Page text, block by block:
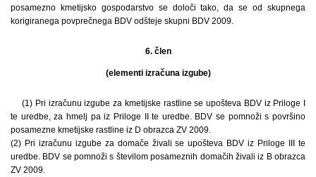
posamezno kmetijsko gospodarstvo se določi tako, da se od skupnega
korigiranega povprečnega BDV odšteje skupni BDV 2009.
6. člen
(elementi izračuna izgube)
(1) Pri izračunu izgube za kmetijske rastline se upošteva BDV iz Priloge I
te uredbe, za hmelj pa iz Priloge II te uredbe. BDV se pomnoži s površino
posamezne kmetijske rastline iz D obrazca ZV 2009.
(2) Pri izračunu izgube za domače živali se upošteva BDV iz Priloge III te
uredbe. BDV se pomnoži s številom posameznih domačih živali iz B obrazca
ZV 2009.